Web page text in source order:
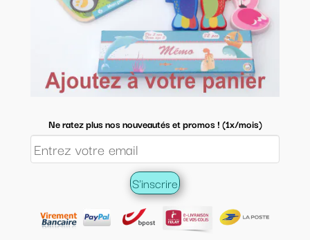
Ne ratez plus nos nouveautés et promos ! (1x/mois)